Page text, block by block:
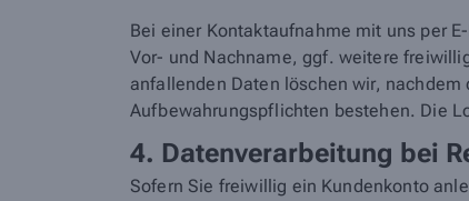
Bei einer Kontaktaufnahme mit uns per
Vor- und Nachname, ggf. weitere
anfallenden Daten löschen wir,
Aufbewahrungspflichten bestehen. Die
4. Datenverarbeitung bei
Sofern Sie freiwillig ein Kundenkonto